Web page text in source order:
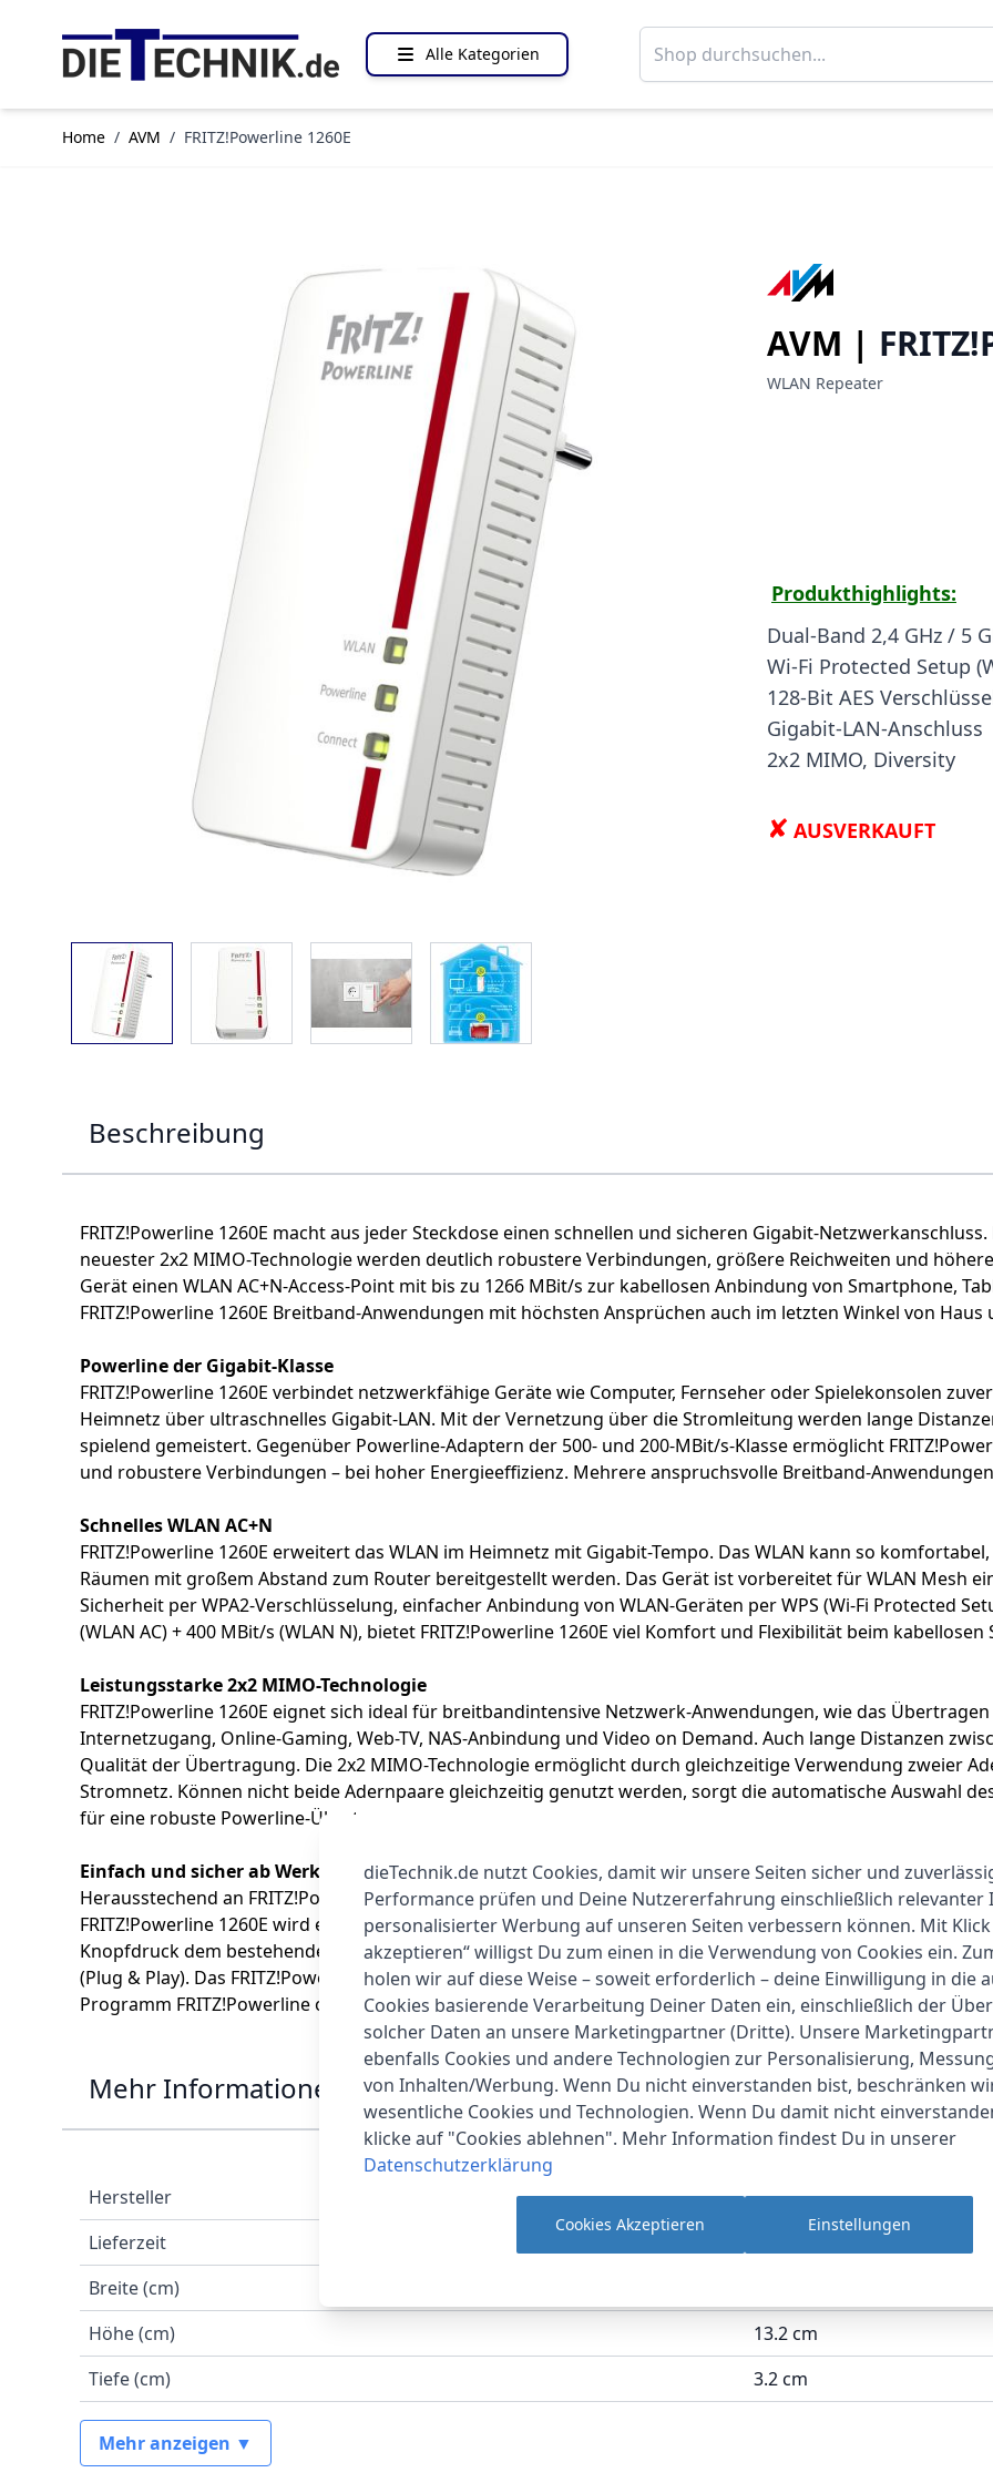
Alle Kategorien
Home / AVM / FRITZ!Powerline 1260E
AVM |
WLAN Repeater
View larger imageView larger imageView larger imageView larger image
Produkthighlights:
Dual-Band 2,4 GHz / 5
Wi-Fi Protected Setup
128-Bit AES
Gigabit-LAN-Anschluss
2x2 MIMO, Diversity
✘ AUSVERKAUFT
Beschreibung
FRITZ!Powerline 1260E macht aus jeder Steckdose einen schnellen und sicheren Gigabit-
neuester 2x2 MIMO-Technologie werden deutlich robustere Verbindungen, größere Reichweiten und
Gerät einen WLAN AC+N-Access-Point mit bis zu 1266 MBit/s zur kabellosen Anbindung von Smartphone,
FRITZ!Powerline 1260E Breitband-Anwendungen mit höchsten Ansprüchen auch im letzten Winkel von Haus
Powerline der Gigabit-Klasse
FRITZ!Powerline 1260E verbindet netzwerkfähige Geräte wie Computer, Fernseher oder Spielekonsolen
Heimnetz über ultraschnelles Gigabit-LAN. Mit der Vernetzung über die Stromleitung werden lange
spielend gemeistert. Gegenüber Powerline-Adaptern der 500- und 200-MBit/s-Klasse ermöglicht
und robustere Verbindungen – bei hoher Energieeffizienz. Mehrere anspruchsvolle Breitband-
Schnelles WLAN AC+N
FRITZ!Powerline 1260E erweitert das WLAN im Heimnetz mit Gigabit-Tempo. Das WLAN kann so
Räumen mit großem Abstand zum Router bereitgestellt werden. Das Gerät ist vorbereitet für WLAN Mesh
Sicherheit per WPA2-Verschlüsselung, einfacher Anbindung von WLAN-Geräten per WPS (Wi-Fi Protected
(WLAN AC) + 400 MBit/s (WLAN N), bietet FRITZ!Powerline 1260E viel Komfort und Flexibilität beim kabellosen
Leistungsstarke 2x2 MIMO-Technologie
FRITZ!Powerline 1260E eignet sich ideal für breitbandintensive Netzwerk-Anwendungen, wie das
Internetzugang, Online-Gaming, Web-TV, NAS-Anbindung und Video on Demand. Auch lange Distanzen
Qualität der Übertragung. Die 2x2 MIMO-Technologie ermöglicht durch gleichzeitige Verwendung zweier
Stromnetz. Können nicht beide Adernpaare gleichzeitig genutzt werden, sorgt die automatische Auswahl
für eine robuste Powerline-Übertragung.
Einfach und sicher ab Werk
Herausstechend an FRITZ!Powerline-Produkten ist die individuelle Vorverschlüsselung ab Werk, welche
FRITZ!Powerline 1260E wird einfach am Wunschort mit Steckdose und dem zu vernetzenden Gerät
Knopfdruck dem bestehenden Powerline-Netzwerk hinzugefügt. Dabei ist die Verbindung mit einer
(Plug & Play). Das FRITZ!Powerline 1260E ist kompatibel mit aktuellen Geräten der 1.200-, 500- und 200-
Programm FRITZ!Powerline oder über die FRITZ!Box-Bedienoberfläche vorgenommen.
Mehr Informationen
Hersteller
AVM
Lieferzeit
Breite (cm)
Höhe (cm)
13.2 cm
Tiefe (cm)
3.2 cm
Mehr anzeigen ▼
dieTechnik.de nutzt Cookies, damit wir unsere Seiten sicher und
Performance prüfen und Deine Nutzererfahrung einschließlich relevanter
personalisierter Werbung auf unseren Seiten verbessern können. Mit Klick
akzeptieren“ willigst Du zum einen in die Verwendung von Cookies ein.
holen wir auf diese Weise – soweit erforderlich – deine Einwilligung in die
Cookies basierende Verarbeitung Deiner Daten ein, einschließlich der
solcher Daten an unsere Marketingpartner (Dritte). Unsere
ebenfalls Cookies und andere Technologien zur Personalisierung,
von Inhalten/Werbung. Wenn Du nicht einverstanden bist, beschränken
wesentliche Cookies und Technologien. Wenn Du damit nicht
klicke auf "Cookies ablehnen". Mehr Information findest Du in unserer
Datenschutzerklärung
Cookies Akzeptieren Einstellungen